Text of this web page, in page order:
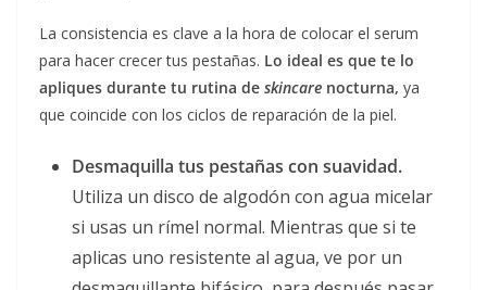
La consistencia es clave a la hora de colocar el serum
para hacer crecer tus pestañas. Lo ideal es que te lo
apliques durante tu rutina de skincare nocturna, ya
que coincide con los ciclos de reparación de la piel.
Desmaquilla tus pestañas con suavidad.
Utiliza un disco de algodón con agua micelar
si usas un rímel normal. Mientras que si te
aplicas uno resistente al agua, ve por un